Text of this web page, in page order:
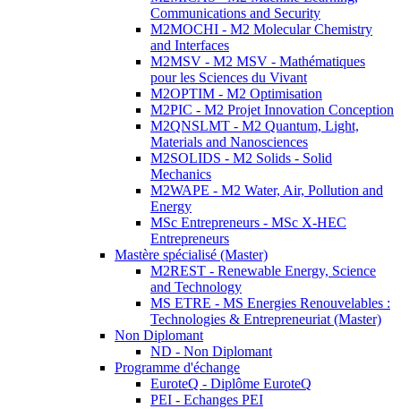
Communications and Security
M2MOCHI - M2 Molecular Chemistry
and Interfaces
M2MSV - M2 MSV - Mathématiques
pour les Sciences du Vivant
M2OPTIM - M2 Optimisation
M2PIC - M2 Projet Innovation Conception
M2QNSLMT - M2 Quantum, Light,
Materials and Nanosciences
M2SOLIDS - M2 Solids - Solid
Mechanics
M2WAPE - M2 Water, Air, Pollution and
Energy
MSc Entrepreneurs - MSc X-HEC
Entrepreneurs
Mastère spécialisé (Master)
M2REST - Renewable Energy, Science
and Technology
MS ETRE - MS Energies Renouvelables :
Technologies & Entrepreneuriat (Master)
Non Diplomant
ND - Non Diplomant
Programme d'échange
EuroteQ - Diplôme EuroteQ
PEI - Echanges PEI